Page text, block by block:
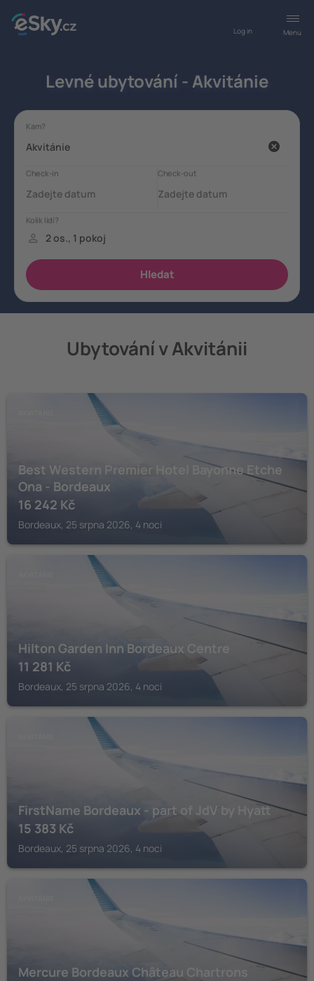
Menu
Log in
Levné ubytování - Akvitánie
Ubytování v Akvitánii
Best Western Premier Hotel Bayonne Etche
Ona - Bordeaux
16 242 Kč
Bordeaux, 25 srpna 2026, 4 noci
Hilton Garden Inn Bordeaux Centre
11 281 Kč
Bordeaux, 25 srpna 2026, 4 noci
FirstName Bordeaux - part of JdV by Hyatt
15 383 Kč
Bordeaux, 25 srpna 2026, 4 noci
Mercure Bordeaux Château Chartrons